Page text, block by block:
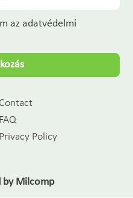
az adatvédelmi
Contact
FAQ
Privacy Policy
by Milcomp